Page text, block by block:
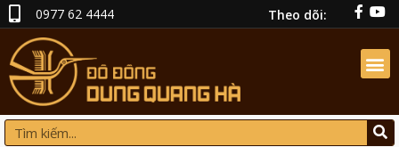
0977 62 4444 Theo dõi: